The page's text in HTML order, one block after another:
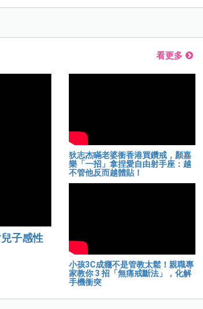
看更多
子感性
狄志杰瞞老婆衝香港買鑽戒，顏嘉
樂「一招」拿捏愛自由射手座：越
不管他反而越體貼！
小孩3C成癮不是管教太鬆！親職專
家教你 3 招「無痛戒斷法」，化解
手機衝突